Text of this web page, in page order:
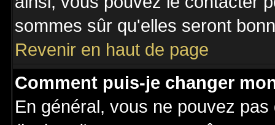
sommes sûr qu'elles seront
Revenir en haut de page
Comment puis-je changer
En général, vous ne pouvez